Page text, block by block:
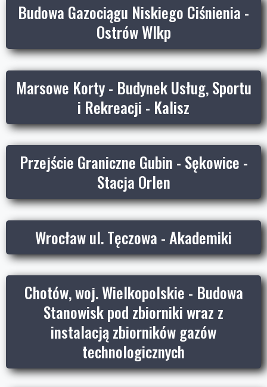
Budowa Gazociągu Niskiego Ciśnienia -
Ostrów Wlkp
Marsowe Korty - Budynek Usług, Sportu
i Rekreacji - Kalisz
Przejście Graniczne Gubin - Sękowice -
Stacja Orlen
Wrocław ul. Tęczowa - Akademiki
Chotów, woj. Wielkopolskie - Budowa
Stanowisk pod zbiorniki wraz z
instalacją zbiorników gazów
technologicznych